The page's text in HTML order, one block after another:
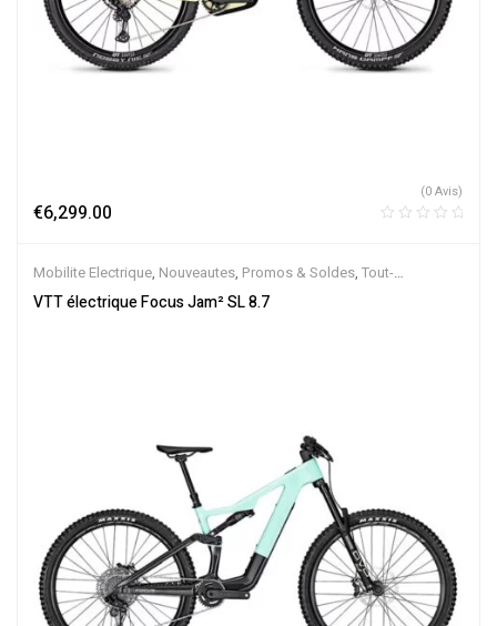
€6,299.00
(0 Avis)
Mobilite Electrique, Nouveautes, Promos & Soldes, Tout-
Suspendus,Vélo électrique ville, Velos Electriques
VTT électrique Focus Jam² SL 8.7